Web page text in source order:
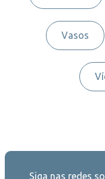
Vasos
Siga nas redes